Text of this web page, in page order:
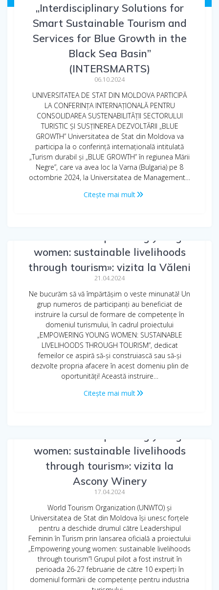
„Interdisciplinary Solutions for
Smart Sustainable Tourism and
Services for Blue Growth in the
Black Sea Basin”
(INTERSMARTS)
06.10.2024
UNIVERSITATEA DE STAT DIN MOLDOVA PARTICIPĂ
LA CONFERINȚA INTERNAȚIONALĂ PENTRU
CONSOLIDAREA SUSTENABILITĂȚII SECTORULUI
TURISTIC ȘI SUSȚINEREA DEZVOLTĂRII „BLUE
GROWTH” Universitatea de Stat din Moldova va
participa la o conferință internațională intitulată
„Turism durabil și „BLUE GROWTH” în regiunea Mării
Negre”, care va avea loc la Varna (Bulgaria) pe 8
octombrie 2024, la Universitatea de Management…
Citește mai mult
women: sustainable livelihoods
through tourism»: vizita la Văleni
21.04.2024
Ne bucurăm să vă împărtășim o veste minunată! Un
grup numeros de participanți au beneficiat de
instruire la cursul de formare de competențe în
domeniul turismului, în cadrul proiectului
„EMPOWERING YOUNG WOMEN: SUSTAINABLE
LIVELIHOODS THROUGH TOURISM”, dedicat
femeilor ce aspiră să-și construiască sau să-și
dezvolte propria afacere în acest domeniu plin de
oportunități! Această instruire…
Citește mai mult
women: sustainable livelihoods
through tourism»: vizita la
Ascony Winery
17.04.2024
World Tourism Organization (UNWTO) și
Universitatea de Stat din Moldova își unesc forțele
pentru a deschide drumul către Leadershipul
Feminin în Turism prin lansarea oficială a proiectului
„Empowering young women: sustainable livelihoods
through tourism”! Grupul pilot a fost instruit în
perioada 26-27 februarie de către 10 experți în
domeniul formării de competențe pentru industria